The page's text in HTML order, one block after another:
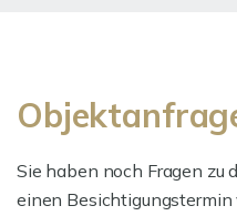
Sie haben noch Fragen zu
einen